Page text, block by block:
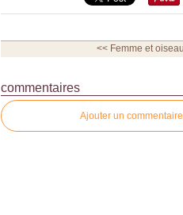
<< Femme et
commentaires
Ajouter un commentaire